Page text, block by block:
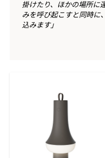
掛けたり、ほかの場所に
みを呼び起こすと同時に
込みます」